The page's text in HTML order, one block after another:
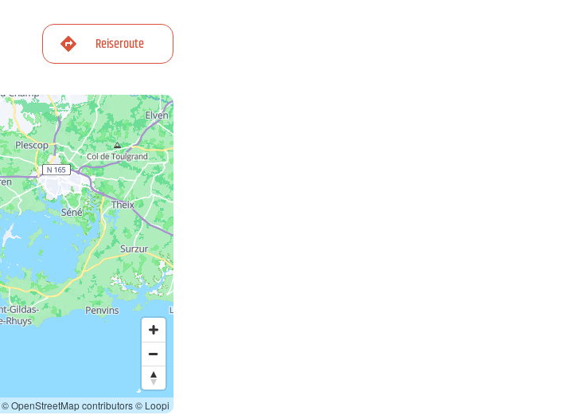
Reiseroute
© OpenStreetMap contributors© Loopi